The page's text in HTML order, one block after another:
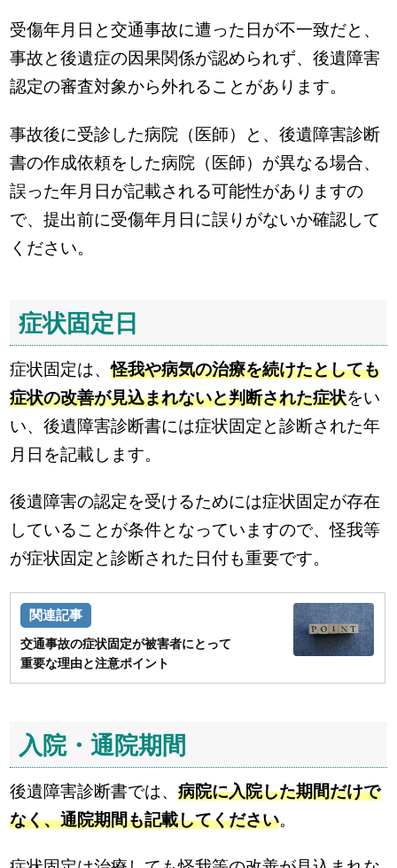
受傷年月日と交通事故に遭った日が不一致だと、
事故と後遺症の因果関係が認められず、後遺障害
認定の審査対象から外れることがあります。
事故後に受診した病院（医師）と、後遺障害診断
書の作成依頼をした病院（医師）が異なる場合、
誤った年月日が記載される可能性がありますの
で、提出前に受傷年月日に誤りがないか確認して
ください。
症状固定日
症状固定は、怪我や病気の治療を続けたとしても
症状の改善が見込まれないと判断された症状をい
い、後遺障害診断書には症状固定と診断された年
月日を記載します。
後遺障害の認定を受けるためには症状固定が存在
していることが条件となっていますので、怪我等
が症状固定と診断された日付も重要です。
交通事故の症状固定が被害者にとって
重要な理由と注意ポイント
入院・通院期間
後遺障害診断書では、病院に入院した期間だけで
なく、通院期間も記載してください。